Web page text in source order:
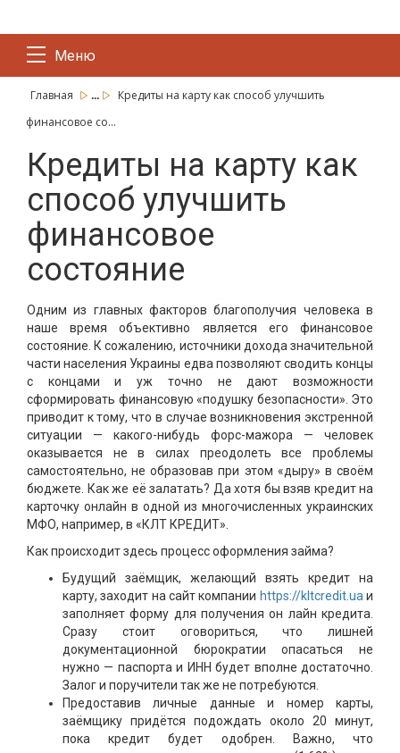
Меню
Главная ...
Кредиты на карту как способ улучшить
финансовое со...
Кредиты на карту как
способ улучшить
финансовое
состояние
Одним из главных факторов благополучия человека в
наше время объективно является его финансовое
состояние. К сожалению, источники дохода значительной
части населения Украины едва позволяют сводить концы
с концами и уж точно не дают возможности
сформировать финансовую «подушку безопасности». Это
приводит к тому, что в случае возникновения экстренной
ситуации — какого-нибудь форс-мажора — человек
оказывается не в силах преодолеть все проблемы
самостоятельно, не образовав при этом «дыру» в своём
бюджете. Как же её залатать? Да хотя бы взяв кредит на
карточку онлайн в одной из многочисленных украинских
МФО, например, в «КЛТ КРЕДИТ».
Как происходит здесь процесс оформления займа?
Будущий заёмщик, желающий взять кредит на
карту, заходит на сайт компании https://kltcredit.ua и
заполняет форму для получения он лайн кредита.
Сразу стоит оговориться, что лишней
документационной бюрократии опасаться не
нужно — паспорта и ИНН будет вполне достаточно.
Залог и поручители так же не потребуются.
Предоставив личные данные и номер карты,
заёмщику придётся подождать около 20 минут,
пока кредит будет одобрен. Важно, что